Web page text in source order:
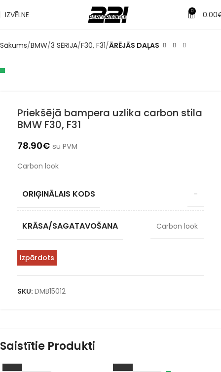
IZVĒLNE 0 0.00
Sākums BMW 3 SĒRIJA F30, F31 ĀRĒJĀS DAĻAS
Priekšējā bampera uzlika carbon stila
BMW F30, F31
78.90€ su PVM
Carbon look
ORIĢINĀLAIS KODS –
KRĀSA/SAGATAVOŠANA Carbon look
Izpārdots
SKU: DMB15012
Saistītie Produkti